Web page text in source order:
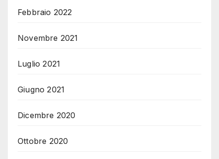
Febbraio 2022
Novembre 2021
Luglio 2021
Giugno 2021
Dicembre 2020
Ottobre 2020